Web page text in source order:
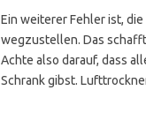
Ein weiterer Fehler ist,
wegzustellen. Das
Achte also darauf, dass
Schrank gibst.